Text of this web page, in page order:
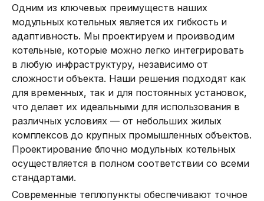
Одним из ключевых преимуществ наших
модульных котельных является их гибкость и
адаптивность. Мы проектируем и производим
котельные, которые можно легко интегрировать
в любую инфраструктуру, независимо от
сложности объекта. Наши решения подходят как
для временных, так и для постоянных установок,
что делает их идеальными для использования в
различных условиях — от небольших жилых
комплексов до крупных промышленных объектов.
Проектирование блочно модульных котельных
осуществляется в полном соответствии со всеми
стандартами.
Современные теплопункты обеспечивают точное